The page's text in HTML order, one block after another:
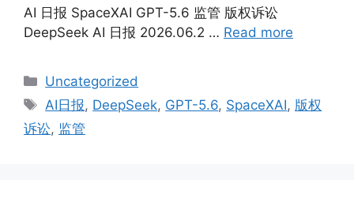
AI 日报 SpaceXAI GPT-5.6 监管 版权诉讼
DeepSeek AI 日报 2026.06.2 … Read more
Categories
Uncategorized
Tags
AI日报, DeepSeek, GPT-5.6, SpaceXAI, 版权
诉讼, 监管